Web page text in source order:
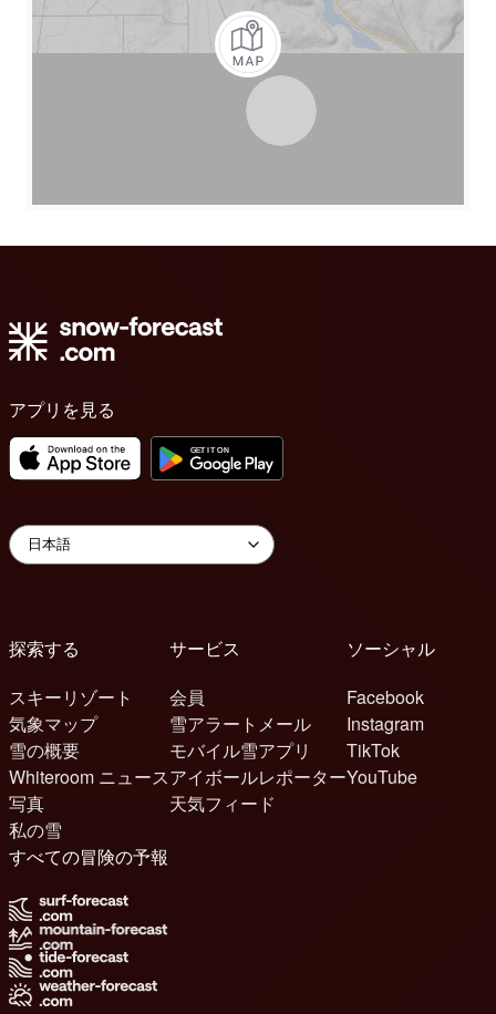
アプリを見る
探索する
スキーリゾート
気象マップ
雪の概要
Whiteroom ニュース
写真
私の雪
サービス
会員
雪アラートメール
モバイル雪アプリ
アイボールレポーター
天気フィード
ソーシャル
Facebook
Instagram
TikTok
YouTube
すべての冒険の予報